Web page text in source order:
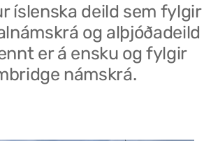
íslenska deild sem fylgir
og alþjóðadeild
er á ensku og fylgir
námskrá.